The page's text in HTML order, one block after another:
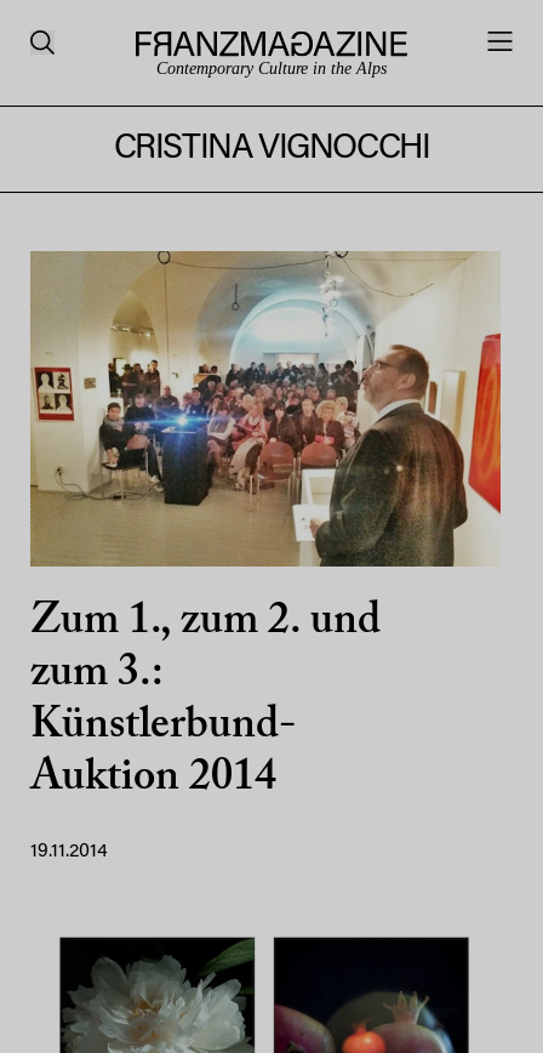
Contemporary Culture in the Alps
CRISTINA VIGNOCCHI
Zum 1., zum 2. und
zum 3.:
Künstlerbund-
Auktion 2014
19.11.2014